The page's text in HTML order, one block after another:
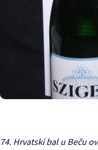
74. Hrvatski bal u Beču